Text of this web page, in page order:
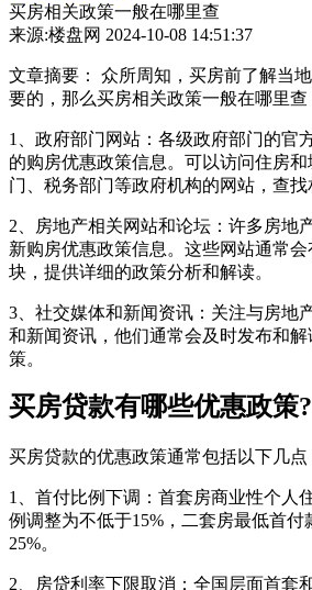
买房相关政策一般在哪里查
来源:楼盘网 2024-10-08 14:51:37
文章摘要： 众所周知，买房前了解当
要的，那么买房相关政策一般在哪里查
1、政府部门网站‌：各级政府部门的官
的购房优惠政策信息。可以访问住房
门、税务部门等政府机构的网站，查找
‌2、房地产相关网站和论坛‌：许多房地
新购房优惠政策信息。这些网站通常
块，提供详细的政策分析和解读‌。
‌3、社交媒体和新闻资讯‌：关注与房地
和新闻资讯，他们通常会及时发布和
策‌。
买房贷款有哪些优惠政策?
买房贷款的优惠政策通常包括以下几点
1、首付比例下调：首套房商业性个人
例调整为不低于15%，二套房最低首
25%。
2、房贷利率下限取消：全国层面首套